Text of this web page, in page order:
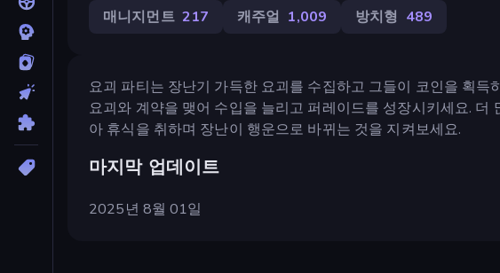
매니지먼트 217 캐주얼 1,009 방치형 489
요괴 파티는 장난기 가득한 요괴를 수집하고 그들이 코인을 획
요괴와 계약을 맺어 수입을 늘리고 퍼레이드를 성장시키세요.
아 휴식을 취하며 장난이 행운으로 바뀌는 것을 지켜보세요.
마지막 업데이트
2025년 8월 01일